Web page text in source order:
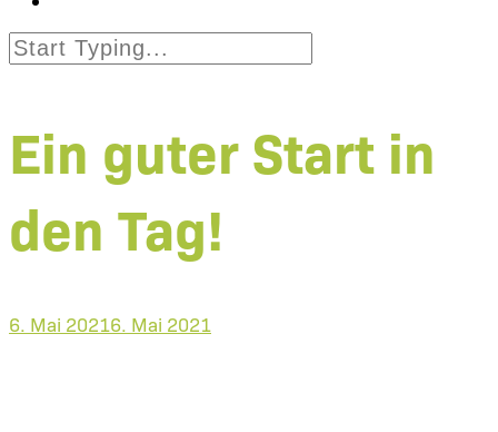
Ein guter Start in
den Tag!
6. Mai 20216. Mai 2021